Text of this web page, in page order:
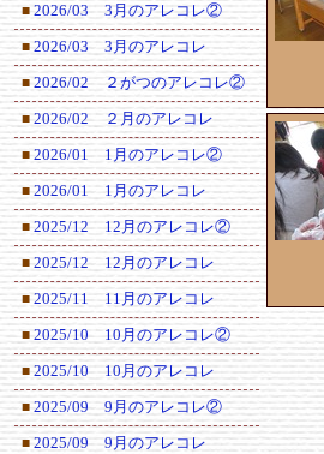
■ 2026/03 3月のアレコレ②
■ 2026/03 3月のアレコレ
■ 2026/02 ２がつのアレコレ②
■ 2026/02 ２月のアレコレ
■ 2026/01 1月のアレコレ②
■ 2026/01 1月のアレコレ
■ 2025/12 12月のアレコレ②
■ 2025/12 12月のアレコレ
■ 2025/11 11月のアレコレ
■ 2025/10 10月のアレコレ②
■ 2025/10 10月のアレコレ
■ 2025/09 9月のアレコレ②
■ 2025/09 9月のアレコレ